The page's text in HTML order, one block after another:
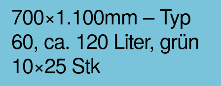
Hygieneartikel
700×1.100mm – Typ
60, ca. 120 Liter, grün
10×25 Stk